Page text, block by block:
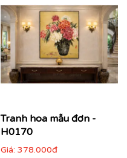
Tranh hoa mẫu đơn -
H0170
Giá: 378.000đ